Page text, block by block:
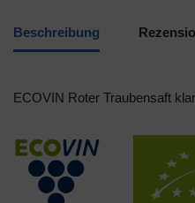
Beschreibung
ECOVIN Roter Traubensaft